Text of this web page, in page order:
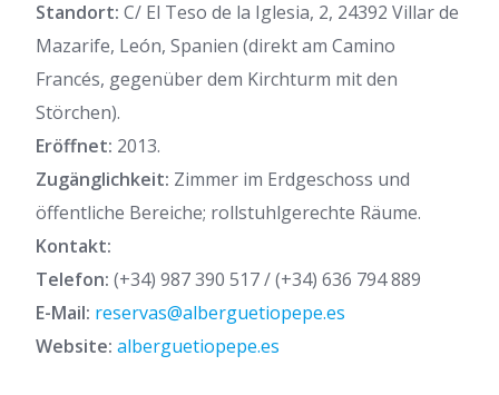
Standort: C/ El Teso de la Iglesia, 2, 24392 Villar de
Mazarife, León, Spanien (direkt am Camino
Francés, gegenüber dem Kirchturm mit den
Störchen).
Eröffnet: 2013.
Zugänglichkeit: Zimmer im Erdgeschoss und
öffentliche Bereiche; rollstuhlgerechte Räume.
Kontakt:
Telefon: (+34) 987 390 517 / (+34) 636 794 889
E-Mail: reservas@alberguetiopepe.es
Website: alberguetiopepe.es